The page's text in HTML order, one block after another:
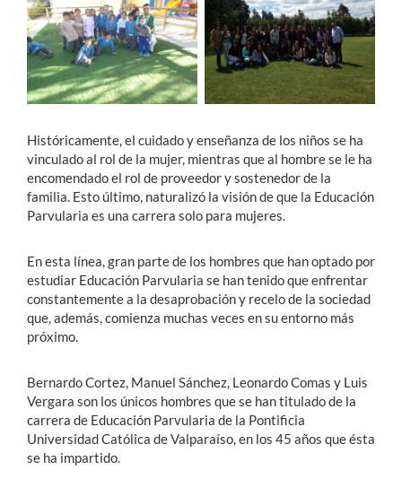
English
Históricamente, el cuidado y enseñanza de los niños se ha
vinculado al rol de la mujer, mientras que al hombre se le ha
encomendado el rol de proveedor y sostenedor de la
familia. Esto último, naturalizó la visión de que la Educación
Parvularia es una carrera solo para mujeres.
En esta línea, gran parte de los hombres que han optado por
estudiar Educación Parvularia se han tenido que enfrentar
constantemente a la desaprobación y recelo de la sociedad
que, además, comienza muchas veces en su entorno más
próximo.
Bernardo Cortez, Manuel Sánchez, Leonardo Comas y Luis
Vergara son los únicos hombres que se han titulado de la
carrera de Educación Parvularia de la Pontificia
Universidad Católica de Valparaíso, en los 45 años que ésta
se ha impartido.